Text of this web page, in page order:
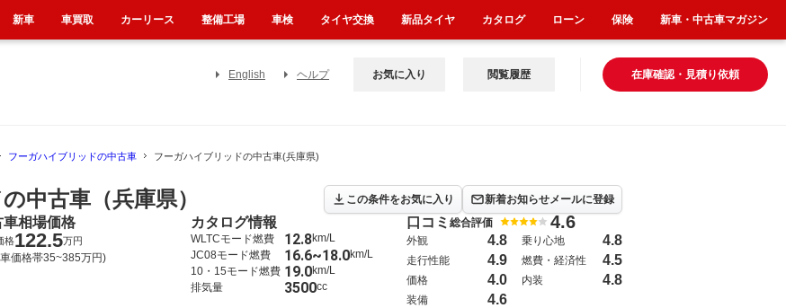
English ヘルプ 在庫確認・見積り依頼
お気に入り 閲覧履歴
フーガハイブリッドの中古車 フーガハイブリッドの中古車(兵庫県)
中古車（兵庫県） この条件をお気に入り 新着お知らせメールに登録
車相場価格
格122.5万円
価格帯35~385万円)
カタログ情報
WLTCモード燃費 12.8km/L
JC08モード燃費
16.6~18.0km/L
10・15モード燃費 19.0km/L
排気量
3500cc
口コミ 総合評価 4.6
外観 4.8 乗り心地 4.8
走行性能 4.9 燃費・経済性 4.5
価格 4.0 内装 4.8
装備 4.6
新車 車買取 カーリース 整備工場 車検 タイヤ交換 新品タイヤ カタログ ローン 保険 新車・中古車マガジン